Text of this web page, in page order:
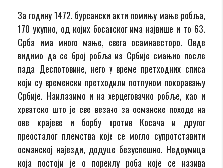
За годину 1472. бурсански акти помињу мање робља,
170 укупно, од којих босанског има највише и то 63.
Срба има много мање, свега осамнаесторо. Овде
видимо да се број робља из Србије смањио после
пада Деспотовине, него у време претходних списа
који су временски претходили потпуном покоравању
Србије. Наилазимо и на херцеговачко робље, као и
хрватско што је све везано за османске походе на
ове крајеве и борбу против Косача и другог
преосталог племства које се могло супротставити
османској најезди, додуше безуспешно. Недоумица
која постоји је о пореклу роба које се назива